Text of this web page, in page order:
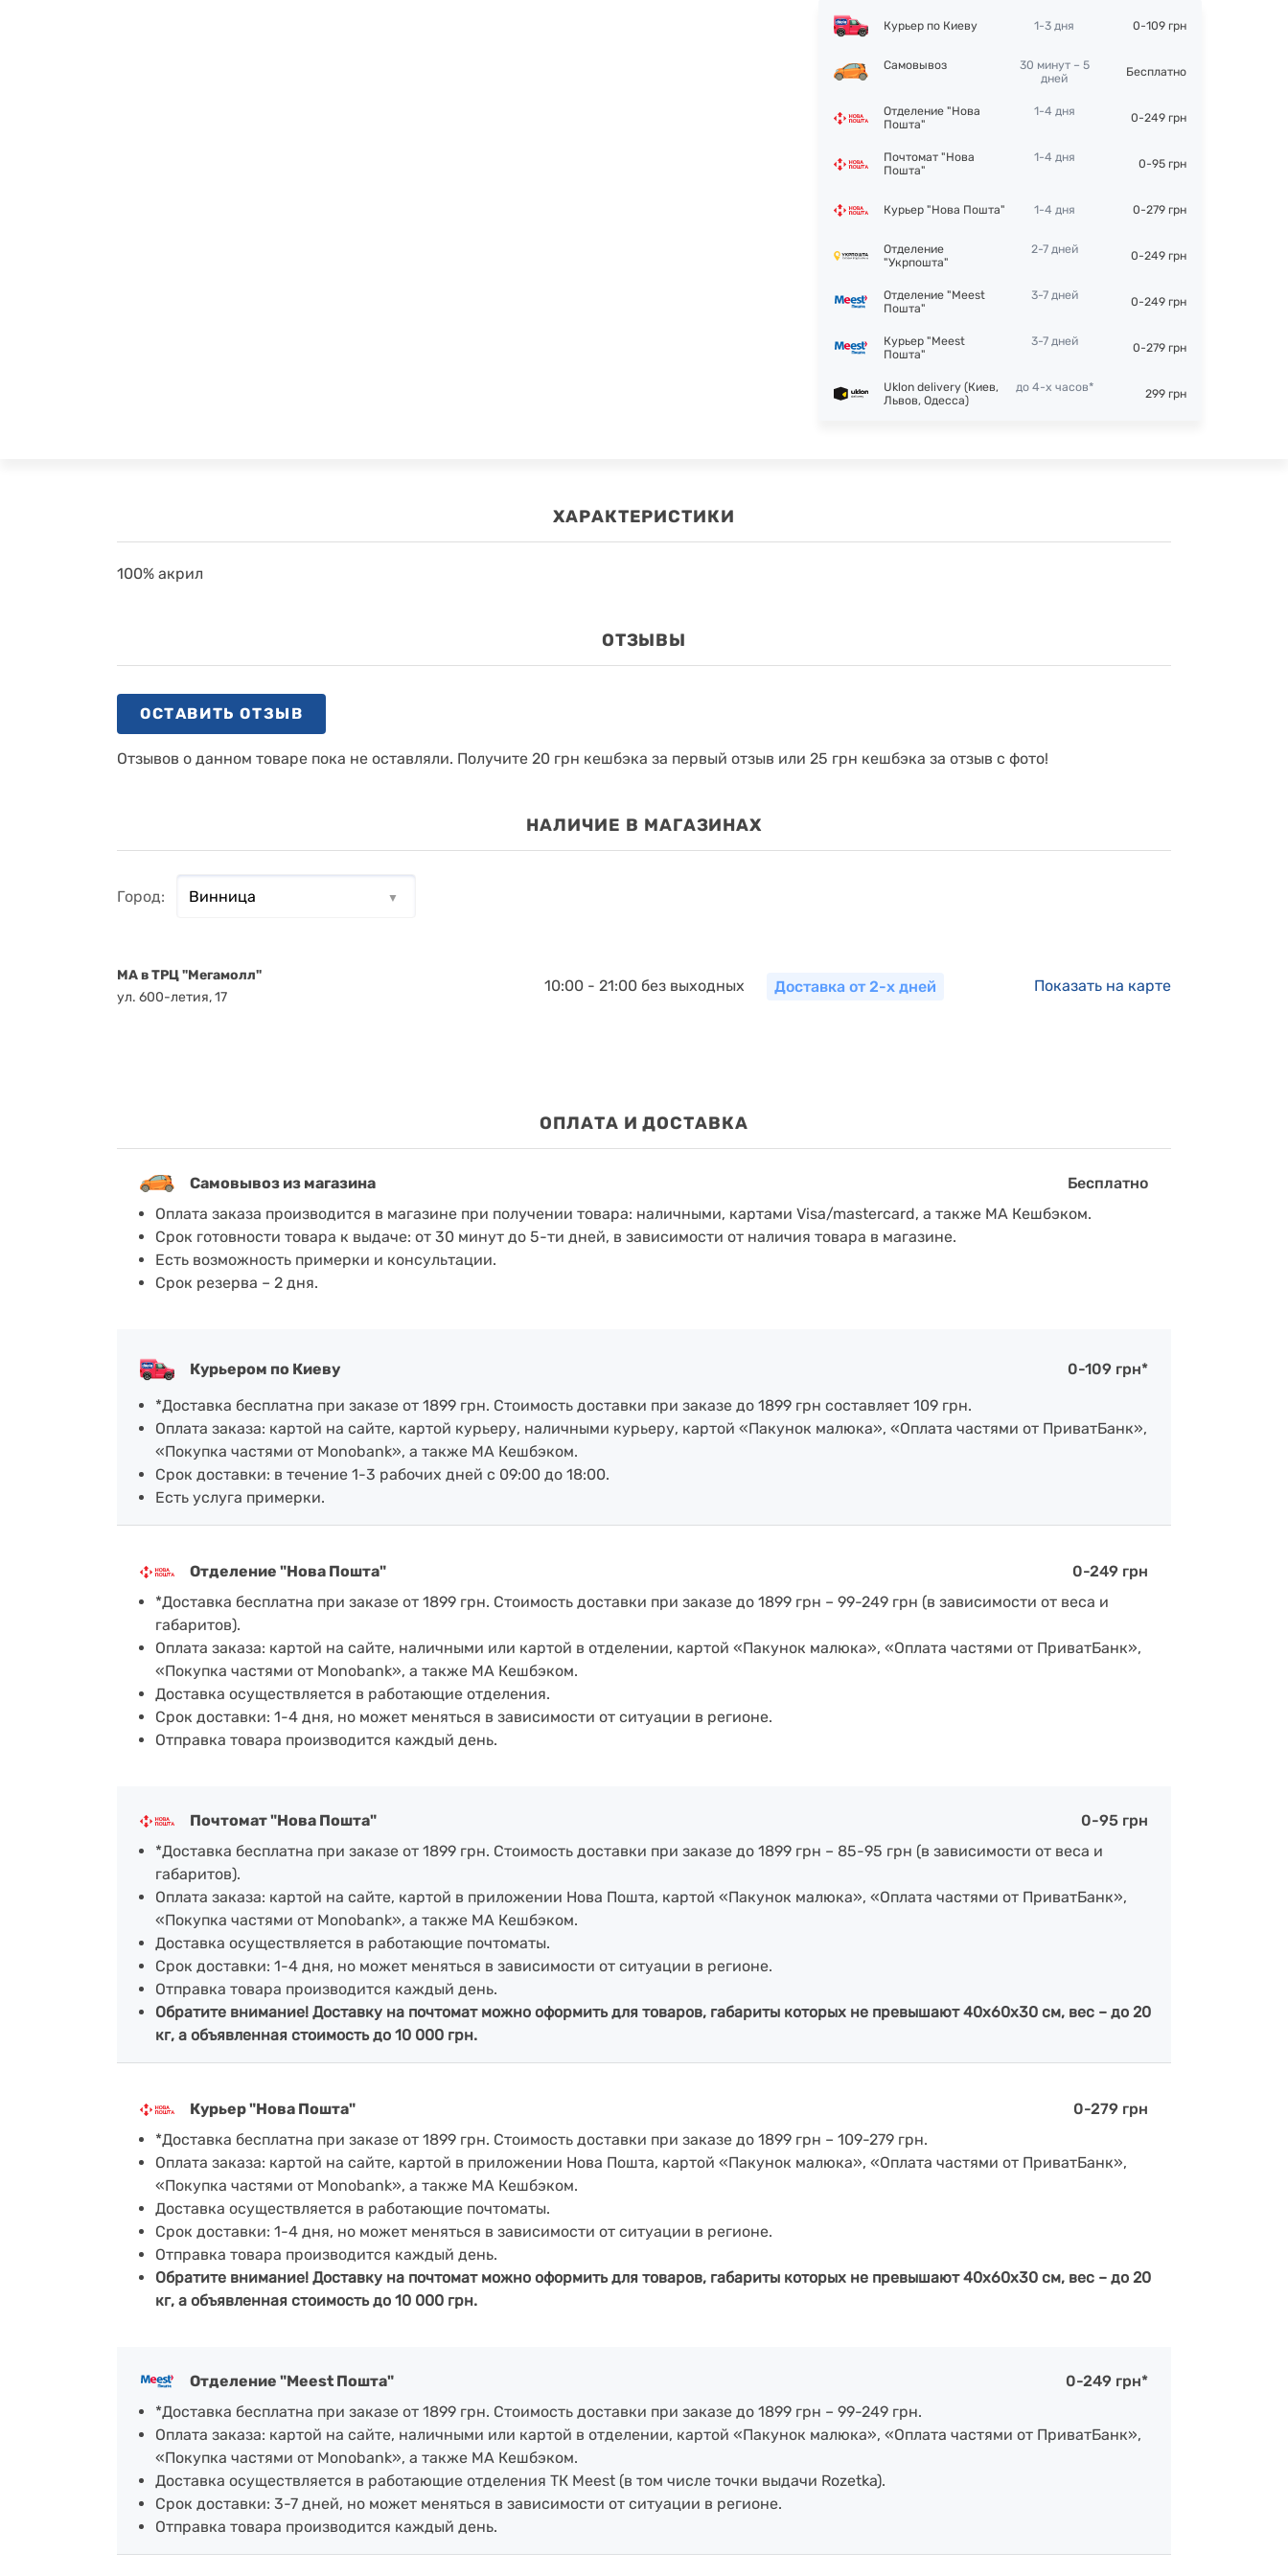
Курьер по Киеву 1-3 дня 0-109 грн
Самовывоз
30 минут – 5
дней
Бесплатно
Отделение "Нова
Пошта"
1-4 дня 0-249 грн
Почтомат "Нова
Пошта"
1-4 дня 0-95 грн
Курьер "Нова Пошта" 1-4 дня 0-279 грн
Отделение
"Укрпошта"
2-7 дней 0-249 грн
Отделение "Meest
Пошта"
3-7 дней 0-249 грн
Курьер "Meest
Пошта"
3-7 дней 0-279 грн
Uklon delivery (Киев,
Львов, Одесса)
до 4-х часов* 299 грн
ХАРАКТЕРИСТИКИ
100% акрил
ОТЗЫВЫ
ОСТАВИТЬ ОТЗЫВ
Отзывов о данном товаре пока не оставляли. Получите 20 грн кешбэка за первый отзыв или 25 грн кешбэка за отзыв с фото!
НАЛИЧИЕ В МАГАЗИНАХ
Город:
MA в ТРЦ "Мегамолл"
ул. 600-летия, 17
10:00 - 21:00 без выходных Доставка от 2-х дней Показать на карте
ОПЛАТА И ДОСТАВКА
Самовывоз из магазина
Бесплатно
Оплата заказа производится в магазине при получении товара: наличными, картами Visa/mastercard, а также МА Кешбэком.
Срок готовности товара к выдаче: от 30 минут до 5-ти дней, в зависимости от наличия товара в магазине.
Есть возможность примерки и консультации.
Срок резерва – 2 дня.
Курьером по Киеву
0-109 грн*
*Доставка бесплатна при заказе от 1899 грн. Стоимость доставки при заказе до 1899 грн составляет 109 грн.
Оплата заказа: картой на сайте, картой курьеру, наличными курьеру, картой «Пакунок малюка», «Оплата частями от ПриватБанк»,
«Покупка частями от Monobank», а также МА Кешбэком.
Срок доставки: в течение 1-3 рабочих дней с 09:00 до 18:00.
Есть услуга примерки.
Отделение "Нова Пошта"
0-249 грн
*Доставка бесплатна при заказе от 1899 грн. Стоимость доставки при заказе до 1899 грн – 99-249 грн (в зависимости от веса и
габаритов).
Оплата заказа: картой на сайте, наличными или картой в отделении, картой «Пакунок малюка», «Оплата частями от ПриватБанк»,
«Покупка частями от Monobank», а также МА Кешбэком.
Доставка осуществляется в работающие отделения.
Срок доставки: 1-4 дня, но может меняться в зависимости от ситуации в регионе.
Отправка товара производится каждый день.
Почтомат "Нова Пошта"
0-95 грн
*Доставка бесплатна при заказе от 1899 грн. Стоимость доставки при заказе до 1899 грн – 85-95 грн (в зависимости от веса и
габаритов).
Оплата заказа: картой на сайте, картой в приложении Нова Пошта, картой «Пакунок малюка», «Оплата частями от ПриватБанк»,
«Покупка частями от Monobank», а также МА Кешбэком.
Доставка осуществляется в работающие почтоматы.
Срок доставки: 1-4 дня, но может меняться в зависимости от ситуации в регионе.
Отправка товара производится каждый день.
Обратите внимание! Доставку на почтомат можно оформить для товаров, габариты которых не превышают 40х60х30 см, вес – до 20
кг, а объявленная стоимость до 10 000 грн.
Курьер "Нова Пошта"
0-279 грн
*Доставка бесплатна при заказе от 1899 грн. Стоимость доставки при заказе до 1899 грн – 109-279 грн.
Оплата заказа: картой на сайте, картой в приложении Нова Пошта, картой «Пакунок малюка», «Оплата частями от ПриватБанк»,
«Покупка частями от Monobank», а также МА Кешбэком.
Доставка осуществляется в работающие почтоматы.
Срок доставки: 1-4 дня, но может меняться в зависимости от ситуации в регионе.
Отправка товара производится каждый день.
Обратите внимание! Доставку на почтомат можно оформить для товаров, габариты которых не превышают 40х60х30 см, вес – до 20
кг, а объявленная стоимость до 10 000 грн.
Отделение "Meest Пошта"
0-249 грн*
*Доставка бесплатна при заказе от 1899 грн. Стоимость доставки при заказе до 1899 грн – 99-249 грн.
Оплата заказа: картой на сайте, наличными или картой в отделении, картой «Пакунок малюка», «Оплата частями от ПриватБанк»,
«Покупка частями от Monobank», а также МА Кешбэком.
Доставка осуществляется в работающие отделения ТК Meest (в том числе точки выдачи Rozetka).
Срок доставки: 3-7 дней, но может меняться в зависимости от ситуации в регионе.
Отправка товара производится каждый день.